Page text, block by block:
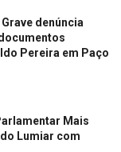
denúncia
Pereira em Paço
Mais
Lumiar com